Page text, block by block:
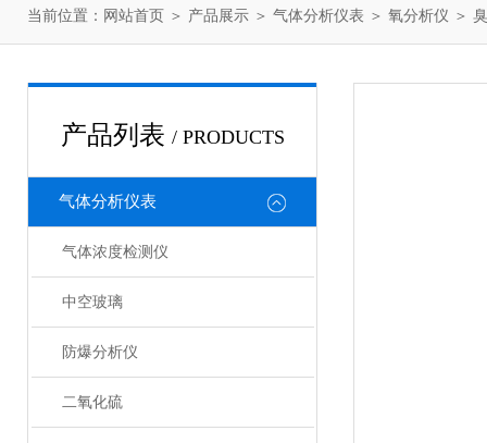
当前位置： 网站首页 ＞ 产品展示 ＞ 气体分析仪表 ＞ 氧分析仪 ＞
产品列表 / PRODUCTS
气体分析仪表
气体浓度检测仪
中空玻璃
防爆分析仪
二氧化硫